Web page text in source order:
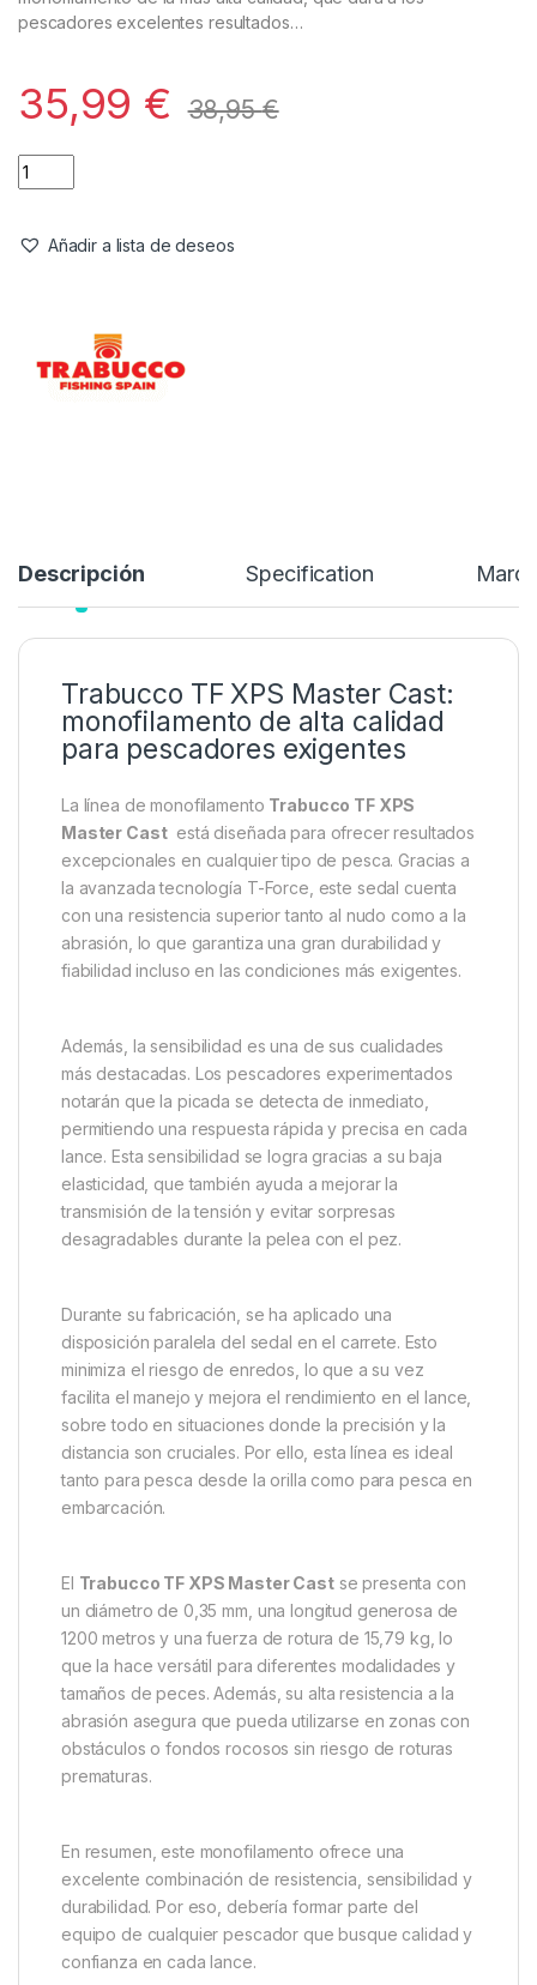
Líneas,Mono & Fluoro
Trabucco TF XPS Master Cast
Referencia del Proveedor: 053-49-935
Stock:
35,99€
Descripción Specification
Trabucco TF XPS Master Cast:
para pescadores exigentes
La línea de monofilamentoTrabucco TF XPS
Master Castestá diseñada para ofrecer resultados
excepcionales en cualquier tipo de pesca. Gracias a
la avanzada tecnología T-Force, este sedal cuenta
con una resistencia superior tanto al nudo como a la
abrasión, lo que garantiza una gran durabilidad y
Además, la sensibilidad es una de sus cualidades
más destacadas. Los pescadores experimentados
notarán que la picada se detecta de inmediato,
permitiendo una respuesta rápida y precisa en cada
lance. Esta sensibilidad se logra gracias a su baja
elasticidad, que también ayuda a mejorar la
transmisión de la tensión y evitar sorpresas
Durante su fabricación, se ha aplicado una
disposición paralela del sedal en el carrete. Esto
minimiza el riesgo de enredos, lo que a su vez
facilita el manejo y mejora el rendimiento en el lance,
sobre todo en situaciones donde la precisión y la
distancia son cruciales. Por ello, esta línea es ideal
tanto para pesca desde la orilla como para pesca en
ElTrabucco TF XPS Master Castse presenta con
un diámetro de 0,35 mm, una longitud generosa de
1200 metros y una fuerza de rotura de 15,79 kg, lo
que la hace versátil para diferentes modalidades y